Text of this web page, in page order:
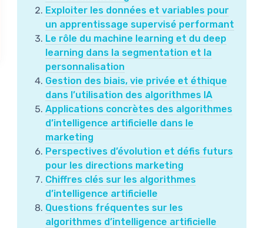
Exploiter les données et variables pour
un apprentissage supervisé performant
Le rôle du machine learning et du deep
learning dans la segmentation et la
personnalisation
Gestion des biais, vie privée et éthique
dans l’utilisation des algorithmes IA
Applications concrètes des algorithmes
d’intelligence artificielle dans le
marketing
Perspectives d’évolution et défis futurs
pour les directions marketing
Chiffres clés sur les algorithmes
d’intelligence artificielle
Questions fréquentes sur les
algorithmes d’intelligence artificielle